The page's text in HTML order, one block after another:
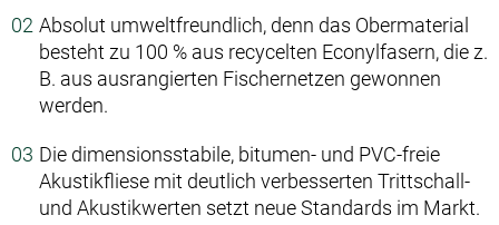
Absolut umweltfreundlich, denn das Obermaterial
besteht zu 100 % aus recycelten Econylfasern, die z.
B. aus ausrangierten Fischernetzen gewonnen
werden.
Die dimensionsstabile, bitumen- und PVC-freie
Akustikfliese mit deutlich verbesserten Trittschall-
und Akustikwerten setzt neue Standards im Markt.